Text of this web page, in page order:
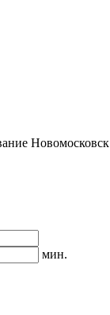
Новомосковск
мин.